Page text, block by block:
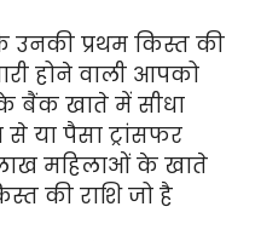
उनकी प्रथम किस्त की
होने वाली आपको
बैंक खाते में सीधा
से या पैसा ट्रांसफर
महिलाओं के खाते
की राशि जो है